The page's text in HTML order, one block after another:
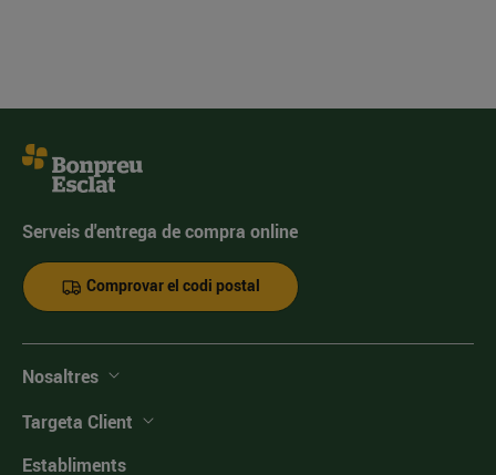
Serveis d'entrega de compra online
Comprovar el codi postal
Nosaltres
Targeta Client
Establiments